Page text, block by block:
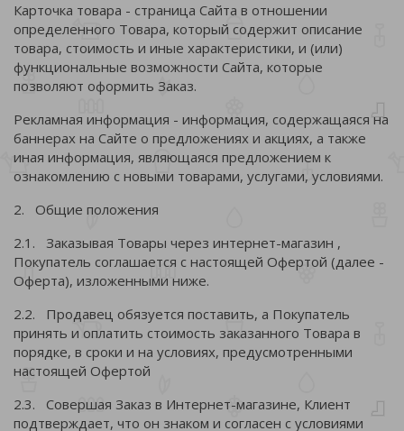
Карточка товара - страница Сайта в отношении
определенного Товара, который содержит описание
товара, стоимость и иные характеристики, и (или)
функциональные возможности Сайта, которые
позволяют оформить Заказ.
Рекламная информация - информация, содержащаяся на
баннерах на Сайте о предложениях и акциях, а также
иная информация, являющаяся предложением к
ознакомлению с новыми товарами, услугами, условиями.
2. Общие положения
2.1. Заказывая Товары через интернет-магазин ,
Покупатель соглашается с настоящей Офертой (далее -
Оферта), изложенными ниже.
2.2. Продавец обязуется поставить, а Покупатель
принять и оплатить стоимость заказанного Товара в
порядке, в сроки и на условиях, предусмотренными
настоящей Офертой
2.3. Совершая Заказ в Интернет-магазине, Клиент
подтверждает, что он знаком и согласен с условиями